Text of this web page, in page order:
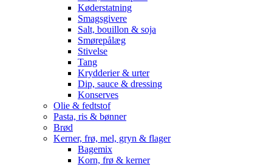
Køderstatning
Smagsgivere
Salt, bouillon & soja
Smørepålæg
Stivelse
Tang
Krydderier & urter
Dip, sauce & dressing
Konserves
Olie & fedtstof
Pasta, ris & bønner
Brød
Kerner, frø, mel, gryn & flager
Bagemix
Korn, frø & kerner